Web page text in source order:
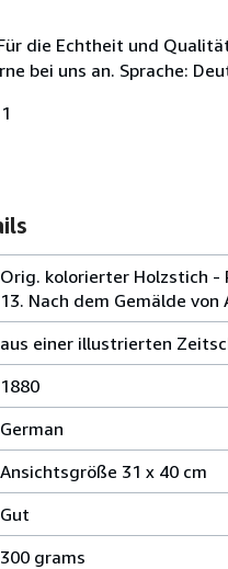
die Echtheit und
bei uns an. Sprache:
Orig. kolorierter Holzstich -
13. Nach dem Gemälde
aus einer illustrierten
1880
German
Ansichtsgröße 31 x 40 cm
Gut
300 grams